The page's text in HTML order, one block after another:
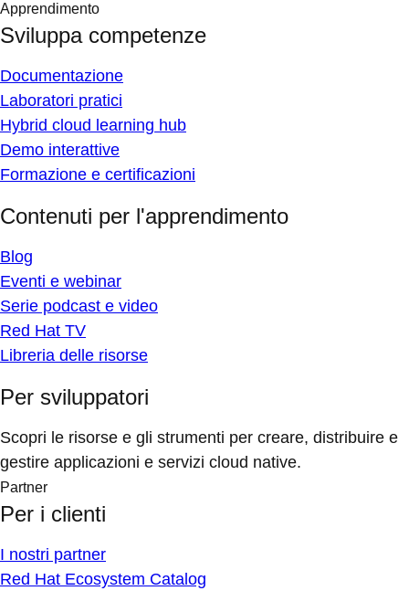
Apprendimento
Sviluppa competenze
Documentazione
Laboratori pratici
Hybrid cloud learning hub
Demo interattive
Formazione e certificazioni
Contenuti per l'apprendimento
Blog
Eventi e webinar
Serie podcast e video
Red Hat TV
Libreria delle risorse
Per sviluppatori
Scopri le risorse e gli strumenti per creare, distribuire e
gestire applicazioni e servizi cloud native.
Partner
Per i clienti
I nostri partner
Red Hat Ecosystem Catalog